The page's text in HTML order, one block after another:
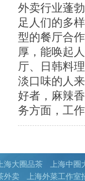
外卖行业蓬
足人们的多
型的餐厅合
厚，能唤起
厅、日韩料
淡口味的人
好者，麻辣
务方面，工
上海大圈品茶
上海中圈
外卖
上海外菜工作室